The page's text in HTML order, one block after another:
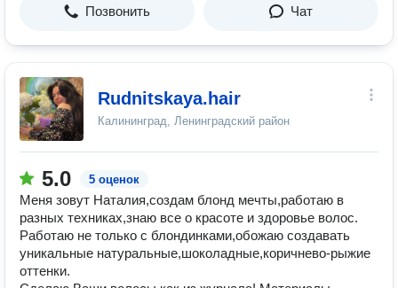
Позвонить Чат
Rudnitskaya.hair
Калининград, Ленинградский район
5.0 5 оценок
Меня зовут Наталия,создам блонд мечты,работаю в
разных техниках,знаю все о красоте и здоровье волос.
Работаю не только с блондинками,обожаю создавать
уникальные натуральные,шоколадные,коричнево-рыжие
оттенки.